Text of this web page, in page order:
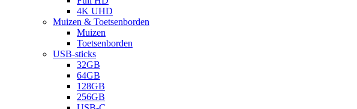
4K UHD
Muizen & Toetsenborden
Muizen
Toetsenborden
USB-sticks
32GB
64GB
128GB
256GB